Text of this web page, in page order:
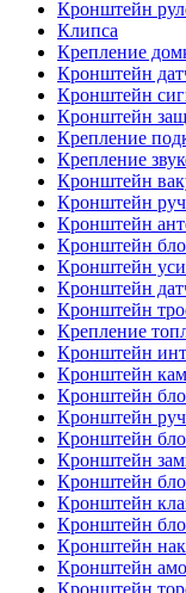
Кронштейн
Клипса
Крепление
Кронштейн
Кронштейн
Кронштейн
Крепление
Крепление
Кронштейн
Кронштейн
Кронштейн
Кронштейн
Кронштейн
Кронштейн
Кронштейн
Крепление
Кронштейн
Кронштейн
Кронштейн
Кронштейн
Кронштейн
Кронштейн
Кронштейн
Кронштейн
Кронштейн
Кронштейн
Кронштейн
Кронштейн